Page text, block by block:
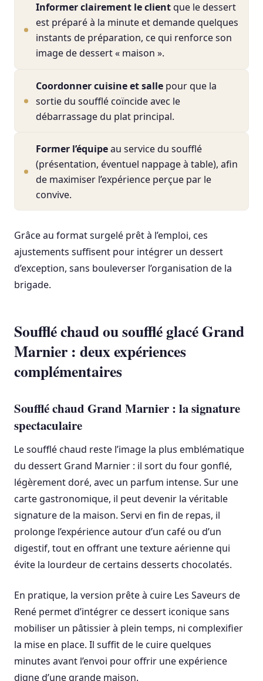
Informer clairement le clientque le dessert
est préparé à la minute et demande quelques
instants de préparation, ce qui renforce son
image de dessert « maison ».
Coordonner cuisine et salle pour que la
sortie du soufflé coïncide avec le
débarrassage du plat principal.
Former l’équipeau service du soufflé
(présentation, éventuel nappage à table), afin
de maximiser l’expérience perçue par le
convive.
Grâce au format surgelé prêt à l’emploi, ces
ajustements suffisent pour intégrer un dessert
d’exception, sans bouleverser l’organisation de la
brigade.
Soufflé chaud ou soufflé glacé Grand
Marnier : deux expériences
complémentaires
Soufflé chaud Grand Marnier : la signature
spectaculaire
Le soufflé chaud reste l’image la plus emblématique
du dessert Grand Marnier : il sort du four gonflé,
légèrement doré, avec un parfum intense. Sur une
carte gastronomique, il peut devenir la véritable
signature de la maison. Servi en fin de repas, il
prolonge l’expérience autour d’un café ou d’un
digestif, tout en offrant une texture aérienne qui
évite la lourdeur de certains desserts chocolatés.
En pratique, la version prête à cuire Les Saveurs de
René permet d’intégrer ce dessert iconique sans
mobiliser un pâtissier à plein temps, ni complexifier
la mise en place. Il suffit de le cuire quelques
minutes avant l’envoi pour offrir une expérience
digne d’une grande maison.